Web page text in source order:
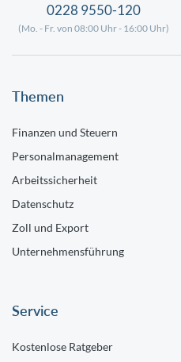
0228 9550-120
(Mo. - Fr. von 08:00 Uhr - 16:00 Uhr)
Themen
Finanzen und Steuern
Personalmanagement
Arbeitssicherheit
Datenschutz
Zoll und Export
Unternehmensführung
Service
Kostenlose Ratgeber